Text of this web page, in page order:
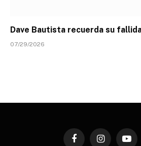
Dave Bautista recuerda su
07/29/2026
FacebookInstagram